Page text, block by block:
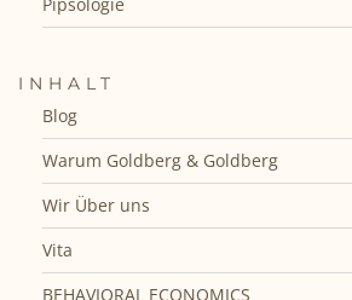
INHALT
Blog
Warum Goldberg & Goldberg
Wir Über uns
Vita
BEHAVIORAL ECONOMICS